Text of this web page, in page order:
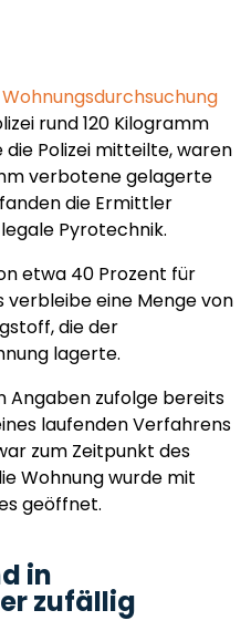
Wohnungsdurchsuchung
rund 120 Kilogramm
Polizei mitteilte, waren
verbotene gelagerte
die Ermittler
Pyrotechnik.
etwa 40 Prozent für
eine Menge von
die der
lagerte.
Angaben zufolge bereits
laufenden Verfahrens
zum Zeitpunkt des
Wohnung wurde mit
geöffnet.
in
zufällig